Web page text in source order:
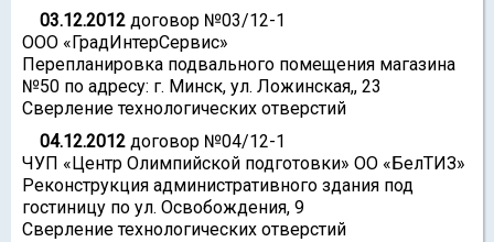
03.12.2012 договор №03/12-1
ООО «ГрадИнтерСервис»
Перепланировка подвального помещения магазина
№50 по адресу: г. Минск, ул. Ложинская,, 23
Сверление технологических отверстий
04.12.2012 договор №04/12-1
ЧУП «Центр Олимпийской подготовки» ОО «БелТИЗ»
Реконструкция административного здания под
гостиницу по ул. Освобождения, 9
Сверление технологических отверстий